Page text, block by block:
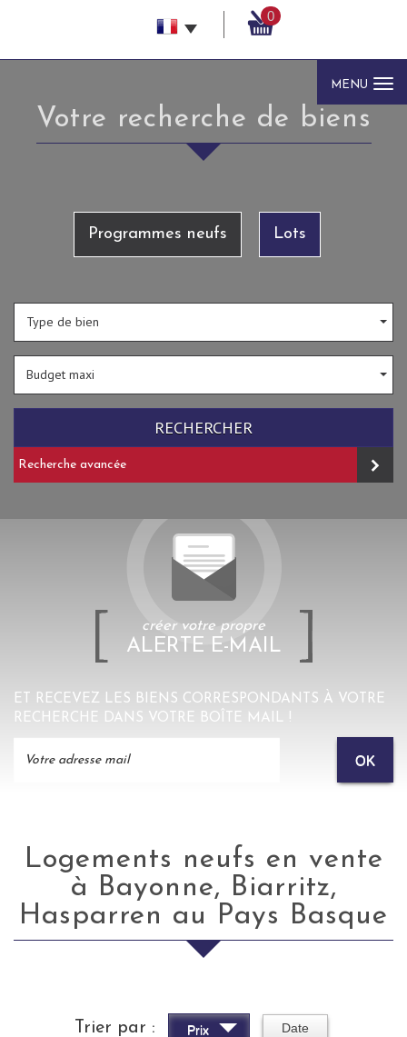
0
MENU
Votre recherche de biens
Programmes neufs Lots
Type de bien
Budget maxi
RECHERCHER
Recherche avancée
créer votre propre
ALERTE E-MAIL
ET RECEVEZ LES BIENS CORRESPONDANTS À VOTRE
RECHERCHE DANS VOTRE BOÎTE MAIL !
OK
Logements neufs en vente
à Bayonne, Biarritz,
Hasparren au Pays Basque
Trier par : Prix Date